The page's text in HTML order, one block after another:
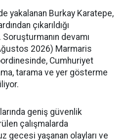
yakalanan Burkay Karatepe,
çıkarıldığı
devamı
2026) Marmaris
Cumhuriyet
tarama ve yer gösterme
geniş güvenlik
çalışmalarda
gecesi yaşanan olayları ve